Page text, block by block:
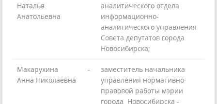
Наталья
Анатольевна
аналитического отдела
информационно-
аналитического управления
Совета депутатов города
Новосибирска;
Макарухина
Анна Николаевна
-
заместитель начальника
управления нормативно-
правовой работы мэрии
города Новосибирска -